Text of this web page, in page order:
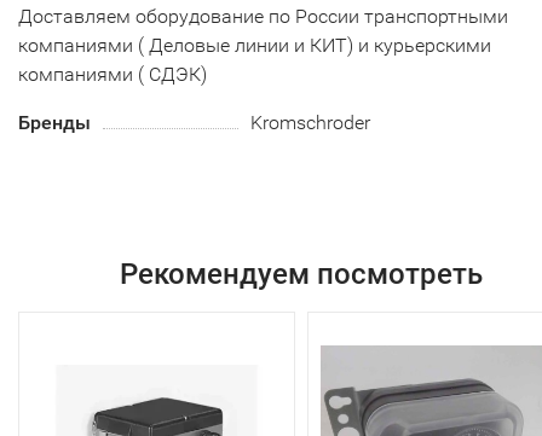
Доставляем оборудование по России транспортными
компаниями ( Деловые линии и КИТ) и курьерскими
компаниями ( СДЭК)
Бренды Kromschroder
Рекомендуем посмотреть